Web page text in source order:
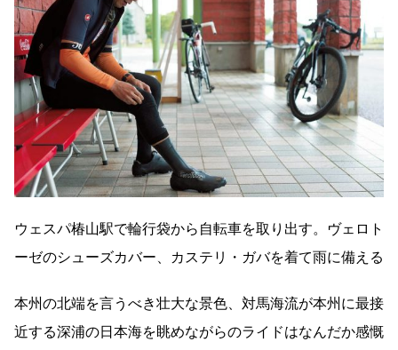
ウェスパ椿山駅で輪行袋から自転車を取り出す。ヴェロト
ーゼのシューズカバー、カステリ・ガバを着て雨に備える
本州の北端を言うべき壮大な景色、対馬海流が本州に最接
近する深浦の日本海を眺めながらのライドはなんだか感慨